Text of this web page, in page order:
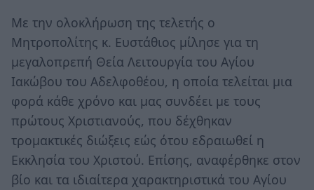
Με την ολοκλήρωση της τελετής ο
Μητροπολίτης κ. Ευστάθιος μίλησε για τη
μεγαλοπρεπή Θεία Λειτουργία του Αγίου
Ιακώβου του Αδελφοθέου, η οποία τελείται μια
φορά κάθε χρόνο και μας συνδέει με τους
πρώτους Χριστιανούς, που δέχθηκαν
τρομακτικές διώξεις εώς ότου εδραιωθεί η
Εκκλησία του Χριστού. Επίσης, αναφέρθηκε στον
βίο και τα ιδιαίτερα χαρακτηριστικά του Αγίου